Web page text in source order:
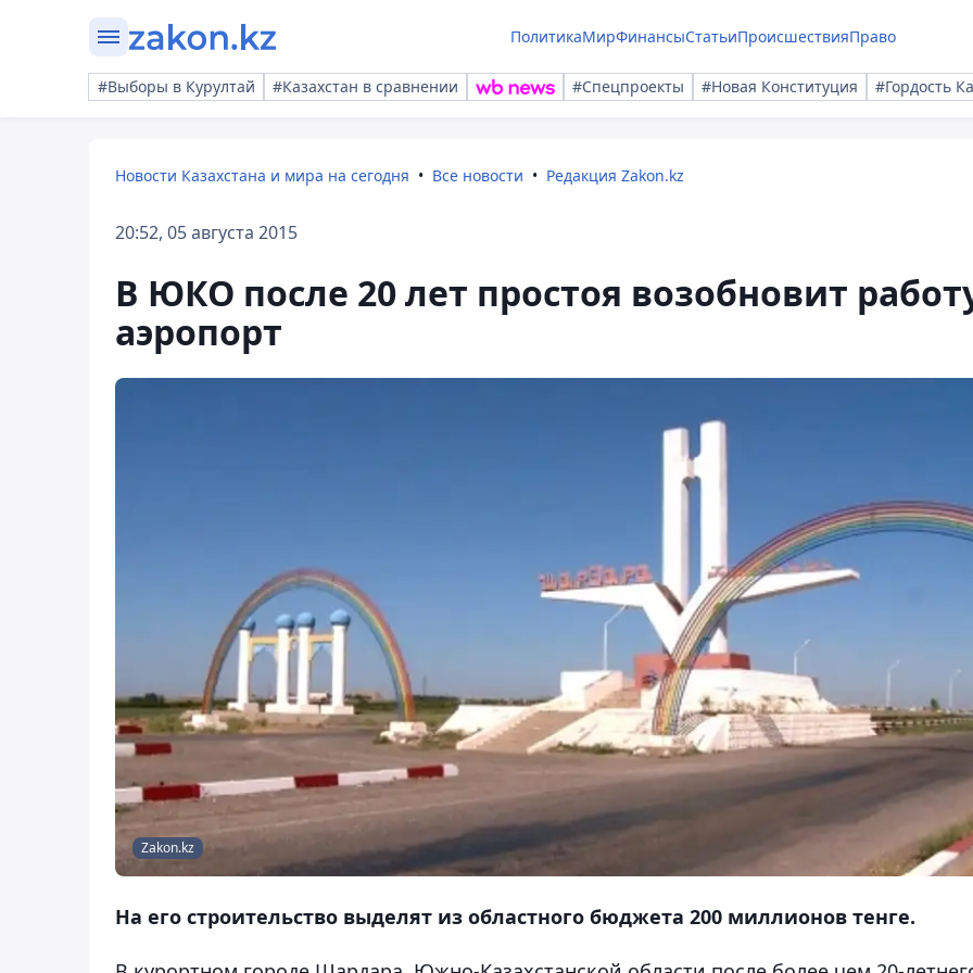
ПолитикаМирФинансыСтатьиПроисшествияПраво
#Выборы в Курултай #Казахстан в сравнении #Спецпроекты #Новая Конституция #Гордость
Новости Казахстана и мира на сегодня Все новости Редакция Zakon.kz
20:52, 05 августа 2015
В ЮКО после 20 лет простоя возобновит
аэропорт
Zakon.kz
На его строительство выделят из областного бюджета 200 миллионов тенге.